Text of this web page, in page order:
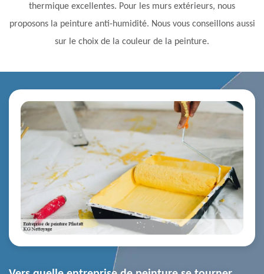
thermique excellentes. Pour les murs extérieurs, nous
proposons la peinture anti-humidité. Nous vous conseillons aussi
sur le choix de la couleur de la peinture.